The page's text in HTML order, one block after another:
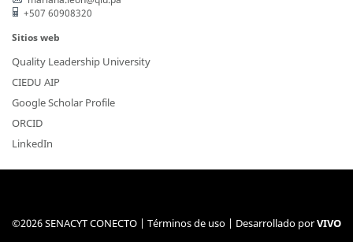
+507 60908320
Sitios web
Quality Leadership University
CIEDU AIP
Google Scholar Profile
ORCID
LinkedIn
©2026 SENACYT CONECTO | Términos de uso | Desarrollado porVIVO